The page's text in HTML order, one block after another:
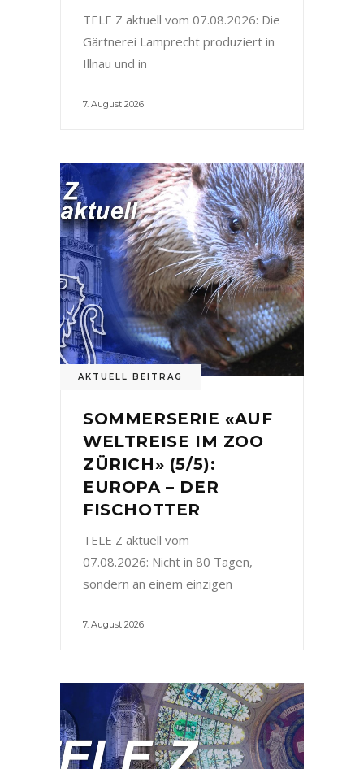
TELE Z aktuell vom 07.08.2026: Die
Gärtnerei Lamprecht produziert in
Illnau und in
7. August 2026
AKTUELL BEITRAG
SOMMERSERIE «AUF
WELTREISE IM ZOO
ZÜRICH» (5/5):
EUROPA – DER
FISCHOTTER
TELE Z aktuell vom
07.08.2026: Nicht in 80 Tagen,
sondern an einem einzigen
7. August 2026